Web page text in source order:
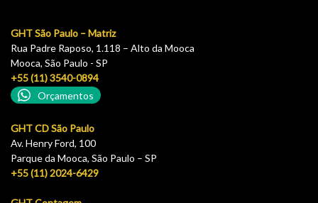
GHT São Paulo – Matriz
Rua Padre Raposo, 1.118 – Alto da Mooca
Mooca, São Paulo - SP
+55 (11) 3540-0894
Orçamentos
GHT CD São Paulo
Av. Henry Ford, 100
Parque da Mooca, São Paulo – SP
+55 (11) 2024-6429